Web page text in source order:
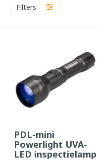
Filters
PDL-mini
Powerlight UVA-
LED inspectielamp